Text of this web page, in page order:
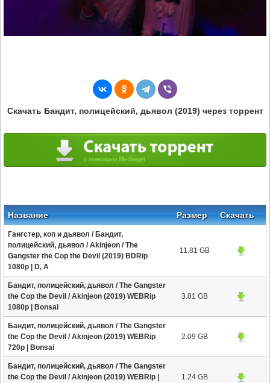
Скачать Бандит, полицейский, дьявол (2019) через торрент
Название Размер Скачать
Гангстер, коп и дьявол / Бандит,
полицейский, дьявол / Akinjeon / The
Gangster the Cop the Devil (2019) BDRip
1080p | D, A
11.81 GB
Бандит, полицейский, дьявол / The Gangster
the Cop the Devil / Akinjeon (2019) WEBRip
1080p | Bonsai
3.81 GB
Бандит, полицейский, дьявол / The Gangster
the Cop the Devil / Akinjeon (2019) WEBRip
720p | Bonsai
2.09 GB
Бандит, полицейский, дьявол / The Gangster
the Cop the Devil / Akinjeon (2019) WEBRip |
1.24 GB